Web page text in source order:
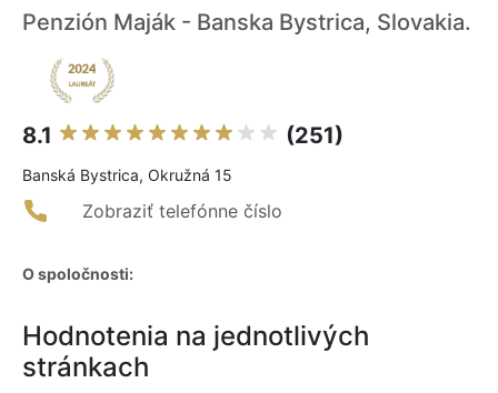
Penzión Maják - Banska Bystrica, Slovakia.
8.1 (251)
Banská Bystrica, Okružná 15
Zobraziť telefónne číslo
O spoločnosti:
Hodnotenia na jednotlivých
stránkach